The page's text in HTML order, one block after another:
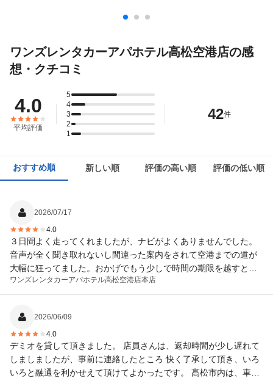
ワンズレンタカーアパホテル高松空港店の感
想・クチコミ
4.0
平均評価
5
4
3
2
1
42件
おすすめ順 新しい順 評価の高い順 評価の低い順
2026/07/17
4.0
３日間よく走ってくれましたが、ナビがよくありませんでした。
音声が全く聞き取れないし間違った案内をされて空港までの道が
大幅に狂ってました。おかげでもう少しで時間の期限を越すとこ
ろでした
ワンズレンタカーアパホテル高松空港店本店
2026/06/09
4.0
デミオを貸して頂きました。 店員さんは、返却時間が少し遅れて
しましましたが、事前に連絡したところ 快く了承して頂き、いろ
いろと融通を利かせえて頂けてよかったです。 髙松市内は、車が